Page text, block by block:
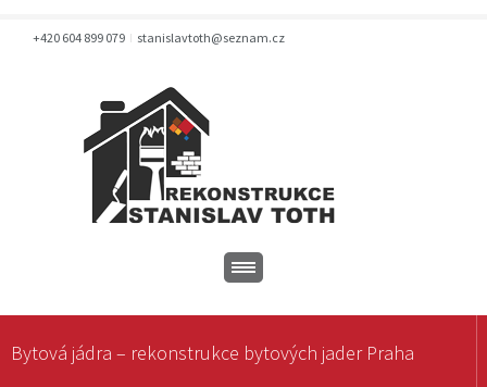
+420 604 899 079 stanislavtoth@seznam.cz
Bytová jádra – rekonstrukce bytových jader Praha